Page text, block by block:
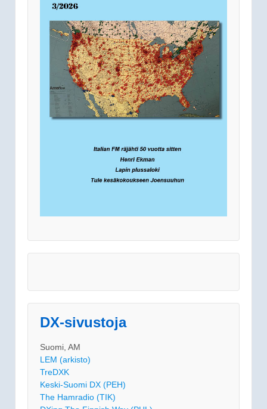
DX-sivustoja
Suomi, AM
LEM (arkisto)
TreDXK
Keski-Suomi DX (PEH)
The Hamradio (TIK)